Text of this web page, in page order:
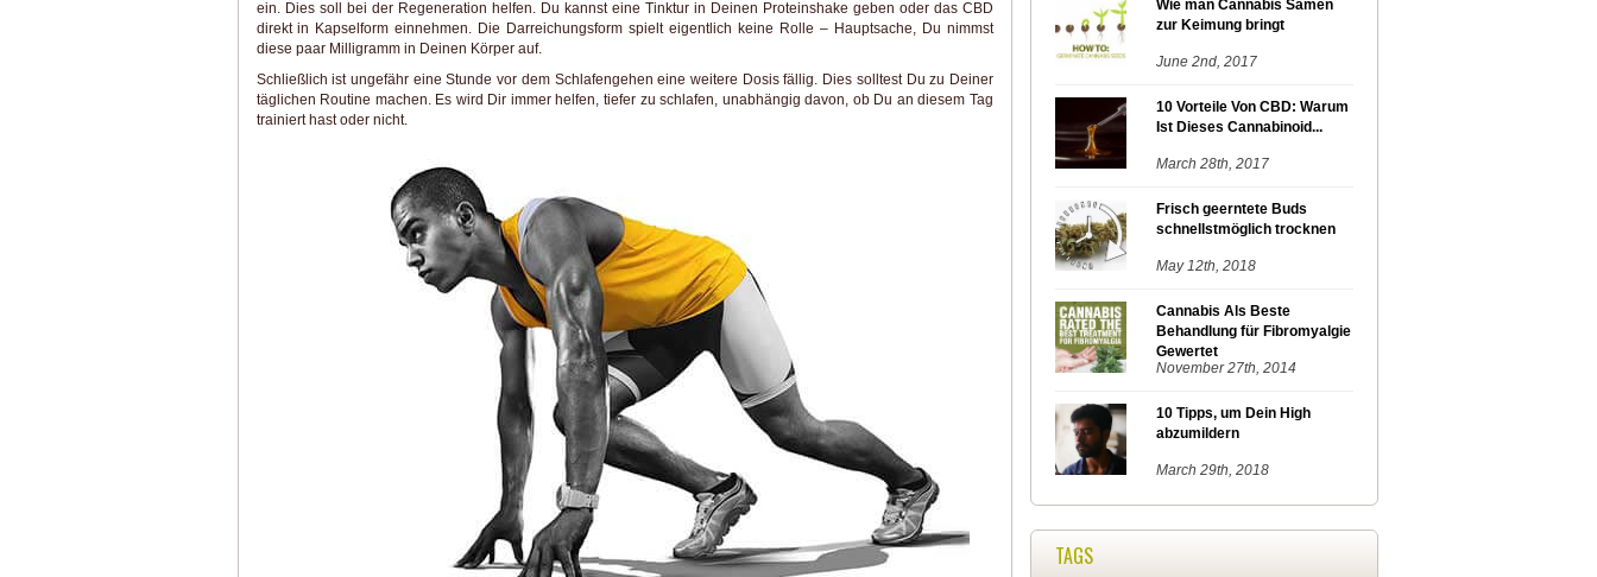
ein. Dies soll bei der Regeneration helfen. Du kannst eine Tinktur in Deinen Proteinshake geben oder das CBD
direkt in Kapselform einnehmen. Die Darreichungsform spielt eigentlich keine Rolle – Hauptsache, Du nimmst
diese paar Milligramm in Deinen Körper auf.
Schließlich ist ungefähr eine Stunde vor dem Schlafengehen eine weitere Dosis fällig. Dies solltest Du zu Deiner
täglichen Routine machen. Es wird Dir immer helfen, tiefer zu schlafen, unabhängig davon, ob Du an diesem Tag
trainiert hast oder nicht.
Wie man Cannabis Samen
zur Keimung bringt
June 2nd, 2017
10 Vorteile Von CBD: Warum
Ist Dieses Cannabinoid...
March 28th, 2017
Frisch geerntete Buds
schnellstmöglich trocknen
May 12th, 2018
Cannabis Als Beste
Behandlung für Fibromyalgie
Gewertet
November 27th, 2014
10 Tipps, um Dein High
abzumildern
March 29th, 2018
TAGS